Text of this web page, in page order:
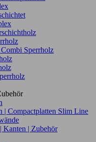
Sperrholz
| Compactplatten Slim Line
Kanten | Zubehör